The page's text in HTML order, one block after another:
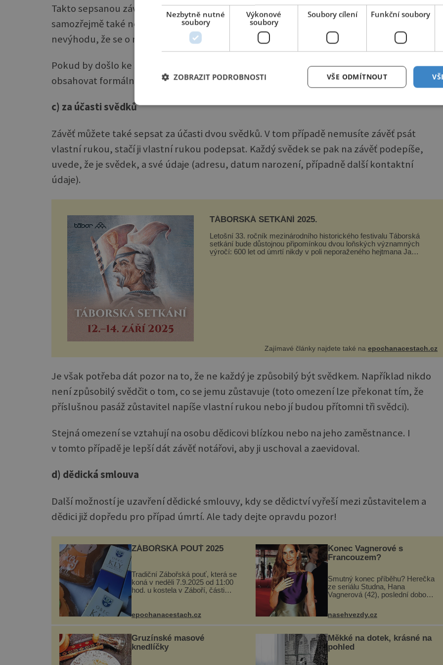
Takto sepsanou závěť můžete poté dát do úschovy notáři, který ji zaeviduje, nebo ji
samozřejmě také nechat doma nebo u někoho, komu důvěřujete. Má to však tu
nevýhodu, že se o ní notář projednávající dědictví nemusí dozvědět.
Pokud by došlo ke sporu mezi dědici, je možné, že by takto sepsaná závěť mohla
obsahovat formální chyby.
c) za účasti svědků
Závěť můžete také sepsat za účasti dvou svědků. V tom případě nemusíte závěť psát
vlastní rukou, stačí ji vlastní rukou podepsat. Každý svědek se pak na závěť podepíše,
uvede, že je svědek, a své údaje (adresu, datum narození, případně další kontaktní
údaje).
TÁBORSKÁ SETKÁNÍ 2025.
Letošní 33. ročník mezinárodního historického festivalu Táborská
setkání bude důstojnou připomínkou dvou loňských významných
výročí: 600 let od úmrtí nikdy v poli neporaženého hejtmana Jana
Zajímavé články najdete také naepochanacestach.cz
Je však potřeba dát pozor na to, že ne každý je způsobilý být svědkem. Například nikdo
není způsobilý svědčit o tom, co se jemu zůstavuje (toto omezení lze překonat tím, že
příslušnou pasáž zůstavitel napíše vlastní rukou nebo jí budou přítomni tři svědci).
Stejná omezení se vztahují na osobu dědicovi blízkou nebo na jeho zaměstnance. I
v tomto případě je lepší dát závěť notářovi, aby ji uschoval a zaevidoval.
d) dědická smlouva
Další možností je uzavření dědické smlouvy, kdy se dědictví vyřeší mezi zůstavitelem a
dědici již dopředu pro případ úmrtí. Ale tady dejte opravdu pozor!
ZÁBOŘSKÁ POUŤ 2025
Tradiční Zábořská pouť, která se
koná v neděli 7.9.2025 od 11:00
hod. u kostela v Záboří, části
prohlídku kostela, dobovou
epochanacestach.cz
Konec Vagnerové s
Francouzem?
Smutný konec příběhu? Herečka
ze seriálu Studna, Hana
Vagnerová (42), poslední dobou
časy její anorexie jsou už dávno
pryč a opět se pyšnila ženskými
křivkami, najednou s...
nasehvezdy.cz
Gruzínské masové
knedlíčky
Měkké na dotek, krásné na
pohled
Nezbytně nutné
soubory
Výkonové
soubory
Soubory cílení Funkční soubory
VŠE ODMÍTNOUT
ZOBRAZIT PODROBNOSTI